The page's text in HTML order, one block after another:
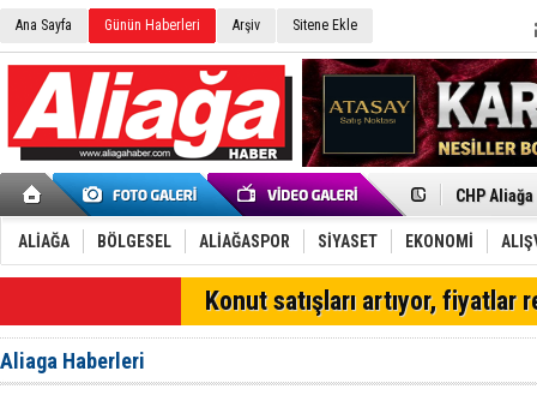
Ana Sayfa Günün Haberleri Arşiv Sitene Ekle
İzmir'in
Çağrısı
Onat
Menemen
Aliağa'da
Furkan
Chp
AK Parti
Alto,
ALİAĞA BÖLGESEL ALİAĞASPOR SİYASET EKONOMİ
Konut satışları artıyor, fiyatlar
Aliaga Haberleri